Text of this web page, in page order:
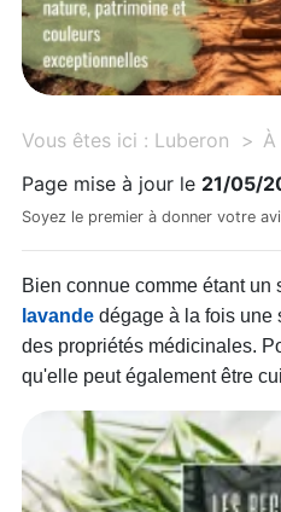
Vous êtes ici : Luberon À
Page mise à jour le 21/05/
Soyez le premier à donner votre
Bien connue comme étant un
lavandedégage à la fois une
des propriétés médicinales.
qu'elle peut également être